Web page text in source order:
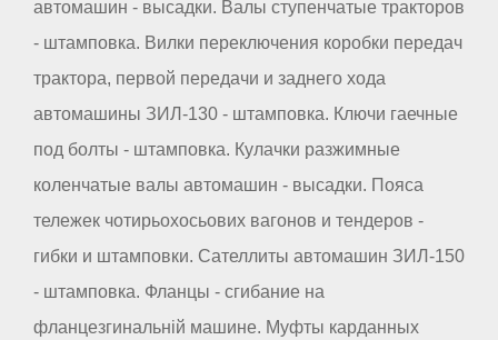
автомашин - высадки. Валы ступенчатые тракторов
- штамповка. Вилки переключения коробки передач
трактора, первой передачи и заднего хода
автомашины ЗИЛ-130 - штамповка. Ключи гаечные
под болты - штамповка. Кулачки разжимные
коленчатые валы автомашин - высадки. Пояса
тележек чотирьохосьових вагонов и тендеров -
гибки и штамповки. Сателлиты автомашин ЗИЛ-150
- штамповка. Фланцы - сгибание на
фланцезгинальній машине. Муфты карданных